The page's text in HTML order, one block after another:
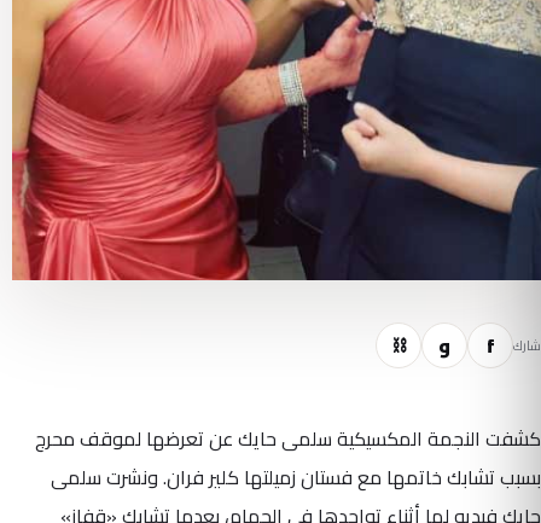
شارك f و ⛓
كشفت النجمة المكسيكية سلمى حايك عن تعرضها لموقف محرج
بسبب تشابك خاتمها مع فستان زميلتها كلير فران. ونشرت سلمى
حايك فيديو لها أثناء تواجدها في الحمام، بعدما تشابك «قفاز»